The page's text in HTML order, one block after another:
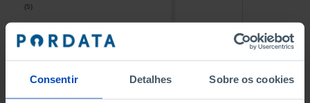
Consentir Detalhes Sobre os cookies
(5)
(5)
PESSOAL AO SERVIÇO NAS
PESSOAL AO SERVIÇO NAS